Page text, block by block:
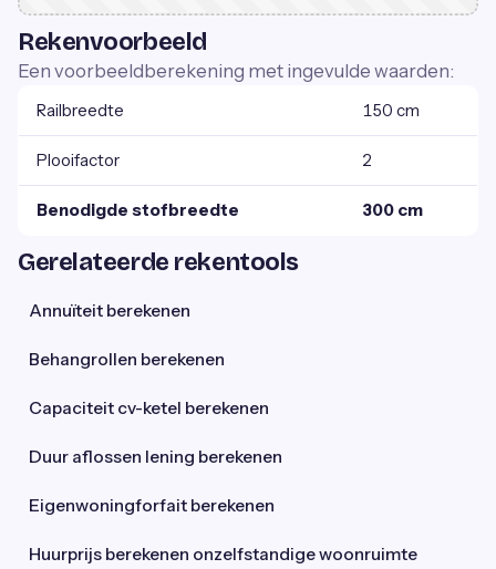
Rekenvoorbeeld
Een voorbeeldberekening met ingevulde waarden:
Railbreedte 150 cm
Plooifactor 2
Benodigde stofbreedte 300 cm
Gerelateerde rekentools
Annuïteit berekenen
Behangrollen berekenen
Capaciteit cv-ketel berekenen
Duur aflossen lening berekenen
Eigenwoningforfait berekenen
Huurprijs berekenen onzelfstandige woonruimte